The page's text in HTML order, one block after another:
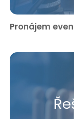
Pronájem